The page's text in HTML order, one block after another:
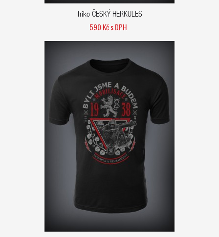
Triko ČESKÝ HERKULES
590 Kč s DPH